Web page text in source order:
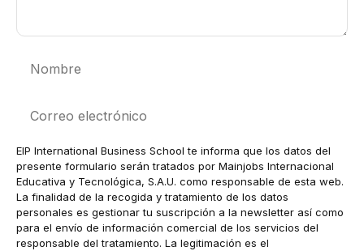
electrónico
EIP International Business School te informa que los datos del
presente formulario serán tratados por Mainjobs Internacional
Educativa y Tecnológica, S.A.U. como responsable de esta web.
La finalidad de la recogida y tratamiento de los datos
personales es gestionar tu suscripción a la newsletter así como
para el envío de información comercial de los servicios del
responsable del tratamiento. La legitimación es el